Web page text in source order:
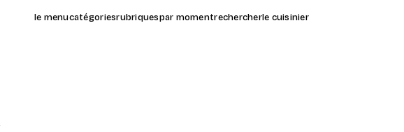
le menucatégoriesrubriquespar momentrechercherle cuisinier